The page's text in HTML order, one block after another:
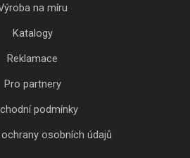
na míru
Katalogy
Reklamace
Pro partnery
podmínky
osobních údajů